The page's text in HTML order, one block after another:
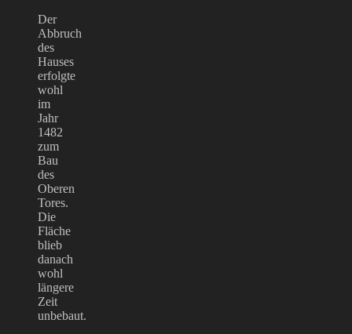
Der
Abbruch
des
Hauses
erfolgte
wohl
im
Jahr
1482
zum
Bau
des
Oberen
Tores.
Die
Fläche
blieb
danach
wohl
längere
Zeit
unbebaut.